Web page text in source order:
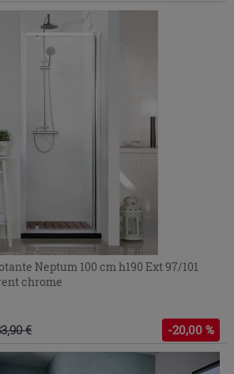
Neptum 100 cm h190 Ext 97/101
chrome
€ -20,00 %